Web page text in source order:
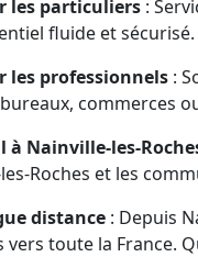
les particuliers :
fluide et sécurisé.
les professionnels :
commerces
Nainville-les-
Roches et les
distance : Depuis
vers toute la France.